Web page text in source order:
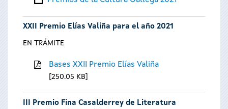
XXII Premio Elías Valiña para el año 2021
EN TRÁMITE
Bases XXII Premio Elías Valiña
250.05 KB
III Premio Fina Casalderrey de Literatura